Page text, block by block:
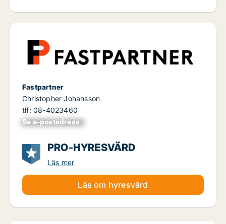
Fastpartner
Christopher Johansson
tlf: 08-4023460
Se e-postadress
xxxxxxxxxxxxxxx
PRO-HYRESVÄRD
Läs mer
Läs om hyresvärd